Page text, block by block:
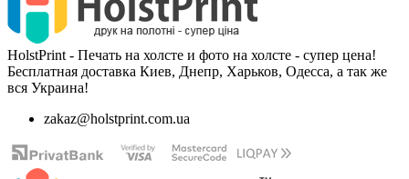
HolstPrint - Печать на холсте и фото на холсте - супер цена!
Бесплатная доставка Киев, Днепр, Харьков, Одесса, а так же
вся Украина!
zakaz@holstprint.com.ua